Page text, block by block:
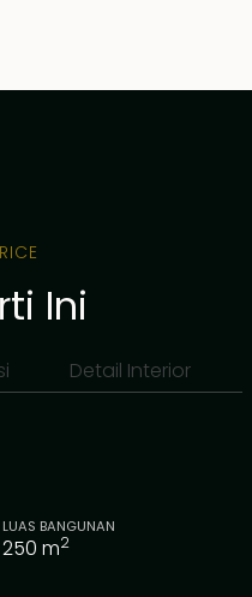
Ini
Detail Interior
LUAS BANGUNAN
250 m2